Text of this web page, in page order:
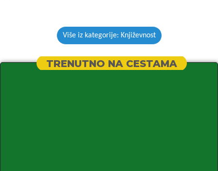
Više iz kategorije: Književnost
TRENUTNO NA CESTAMA